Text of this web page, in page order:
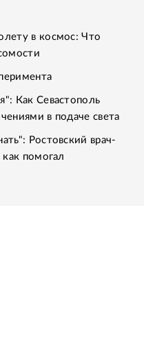
в космос: Что
Как Севастополь
в подаче света
Ростовский врач-
как помогал